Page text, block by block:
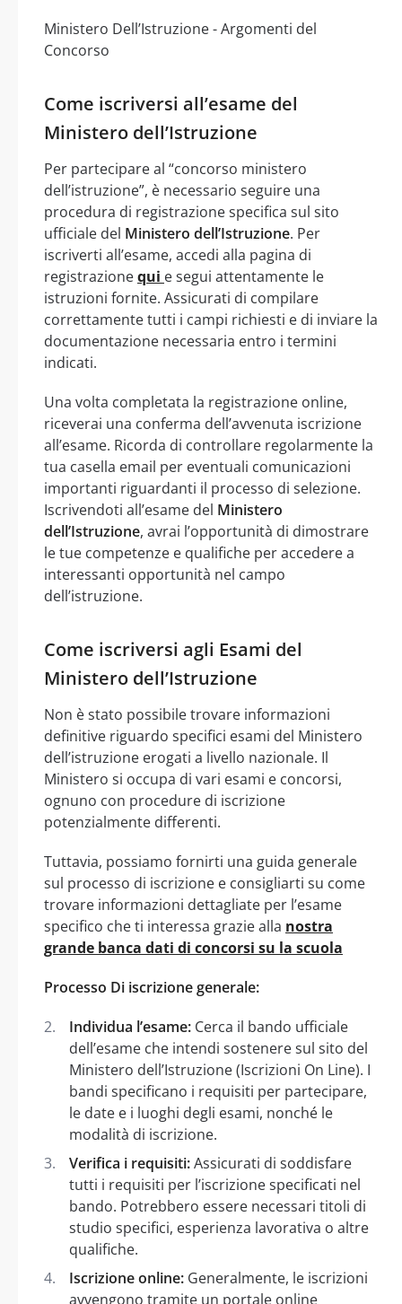
Ministero Dell’Istruzione - Argomenti del
Concorso
Come iscriversi all’esame del
Ministero dell’Istruzione
Per partecipare al “concorso ministero
dell’istruzione”, è necessario seguire una
procedura di registrazione specifica sul sito
ufficiale del Ministero dell’Istruzione. Per
iscriverti all’esame, accedi alla pagina di
registrazionequi e segui attentamente le
istruzioni fornite. Assicurati di compilare
correttamente tutti i campi richiesti e di inviare la
documentazione necessaria entro i termini
indicati.
Una volta completata la registrazione online,
riceverai una conferma dell’avvenuta iscrizione
all’esame. Ricorda di controllare regolarmente la
tua casella email per eventuali comunicazioni
importanti riguardanti il processo di selezione.
Iscrivendoti all’esame del Ministero
dell’Istruzione, avrai l’opportunità di dimostrare
le tue competenze e qualifiche per accedere a
interessanti opportunità nel campo
dell’istruzione.
Come iscriversi agli Esami del
Ministero dell’Istruzione
Non è stato possibile trovare informazioni
definitive riguardo specifici esami del Ministero
dell’istruzione erogati a livello nazionale. Il
Ministero si occupa di vari esami e concorsi,
ognuno con procedure di iscrizione
potenzialmente differenti.
Tuttavia, possiamo fornirti una guida generale
sul processo di iscrizione e consigliarti su come
trovare informazioni dettagliate per l’esame
specifico che ti interessa grazie alla nostra
grande banca dati di concorsi su la scuola
Processo Di iscrizione generale:
Individua l’esame: Cerca il bando ufficiale
dell’esame che intendi sostenere sul sito del
Ministero dell’Istruzione (Iscrizioni On Line). I
bandi specificano i requisiti per partecipare,
le date e i luoghi degli esami, nonché le
modalità di iscrizione.
Verifica i requisiti:Assicurati di soddisfare
tutti i requisiti per l’iscrizione specificati nel
bando. Potrebbero essere necessari titoli di
studio specifici, esperienza lavorativa o altre
qualifiche.
Iscrizione online: Generalmente, le iscrizioni
avvengono tramite un portale online